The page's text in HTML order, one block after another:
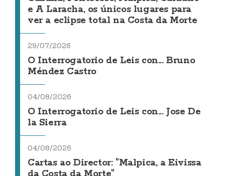
e A Laracha, os únicos lugares para
ver a eclipse total na Costa da Morte
29/07/2026
O Interrogatorio de Leis con... Bruno
Méndez Castro
04/08/2026
O Interrogatorio de Leis con... Jose De
la Sierra
04/08/2026
Cartas ao Director: "Malpica, a Eivissa